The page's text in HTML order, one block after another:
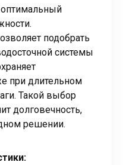
подобрать
системы
при длительном
Такой выбор
долговечность,
решении.